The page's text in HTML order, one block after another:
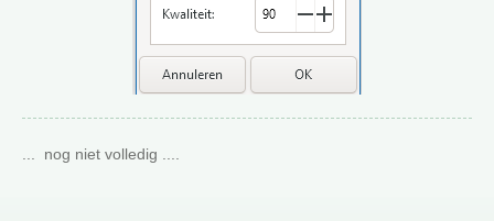
... nog niet volledig ....